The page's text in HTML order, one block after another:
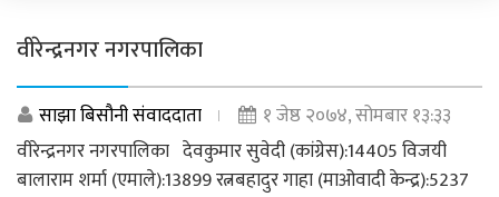
वीरेन्द्रनगर नगरपालिका
साझा बिसौनी संवाददाता
१ जेष्ठ २०७४, सोमबार १३:३३
वीरेन्द्रनगर नगरपालिका देवकुमार सुवेदी (कांग्रेस):14405 विजयी
बालाराम शर्मा (एमाले):13899 रत्नबहादुर गाहा (माओवादी केन्द्र):5237